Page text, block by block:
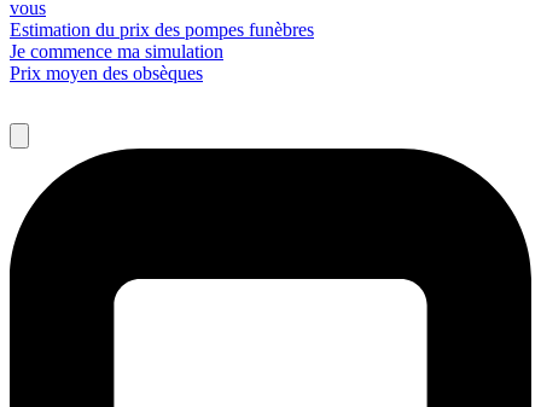
vous
Estimation du prix des pompes funèbres
Je commence ma simulation
Prix moyen des obsèques